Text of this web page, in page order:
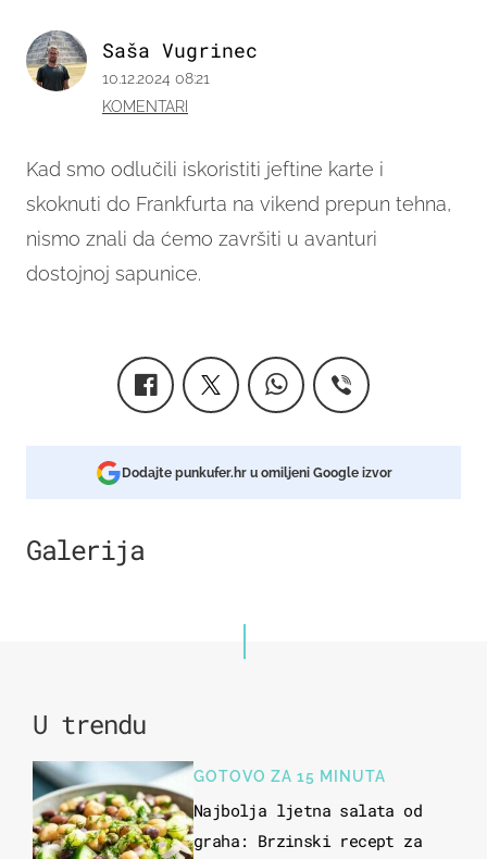
Kad smo odlučili iskoristiti jeftine karte i
skoknuti do Frankfurta na vikend prepun tehna,
nismo znali da ćemo završiti u avanturi
dostojnoj sapunice.
Saša Vugrinec
10.12.2024 08:21
KOMENTARI
Dodajte punkufer.hr u omiljeni Google izvor
Galerija
U trendu
GOTOVO ZA 15 MINUTA
Najbolja ljetna salata od
graha: Brzinski recept za